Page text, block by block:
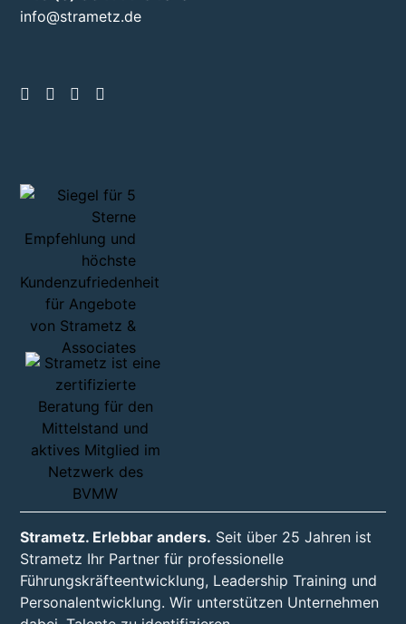
info@strametz.de
Strametz. Erlebbar anders. Seit über 25 Jahren ist
Strametz Ihr Partner für professionelle
Führungskräfteentwicklung, Leadership Training und
Personalentwicklung. Wir unterstützen Unternehmen